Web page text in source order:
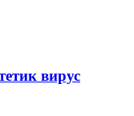
вирус